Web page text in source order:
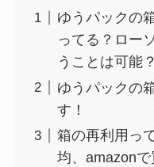
ゆうパックの
ってる？ロー
うことは可能？
ゆうパックの
す！
箱の再利用っ
均、amazon